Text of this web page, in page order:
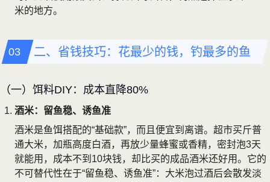
米的地方。
二、省钱技巧：花最少的钱，钓最多的鱼
（一）饵料DIY：成本直降80%
酒米：留鱼稳、诱鱼准
酒米是鱼饵搭配的“基础款”，而且便宜到离谱。超市买斤普
通大米，加瓶高度白酒，再放少量蜂蜜或香精，密封泡3天
就能用，成本不到10块钱，却比买的成品酒米还好用。它的
不可替代性在于“留鱼稳、诱鱼准”：大米泡过酒后会散发淡